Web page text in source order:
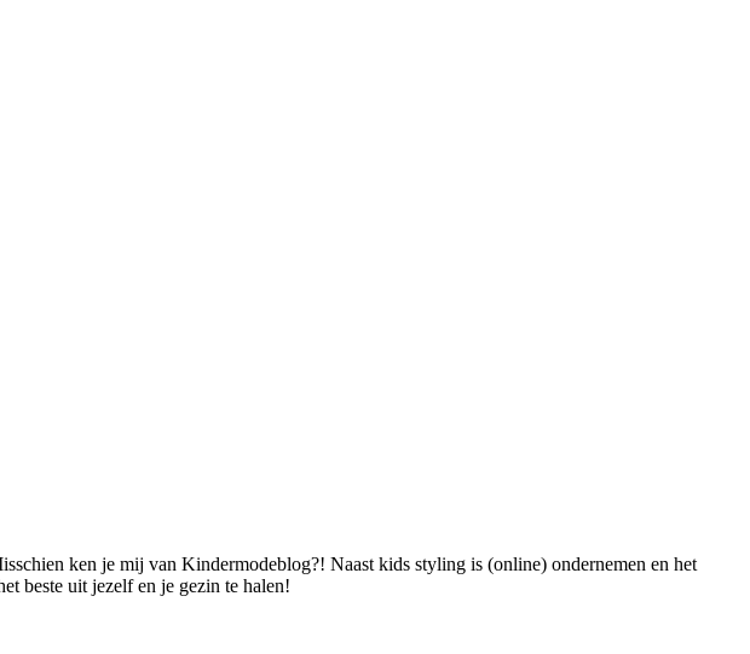
ken je mij van Kindermodeblog?! Naast kids styling is (online) ondernemen en het
beste uit jezelf en je gezin te halen!